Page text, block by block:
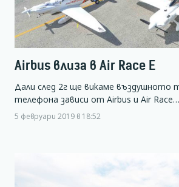
Airbus влиза в Air Race Е
Дали след 2г ще викаме въздушното
телефона зависи от Airbus и Air Race…
5 февруари 2019 в 18:52